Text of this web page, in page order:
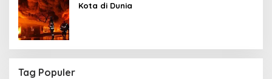
Kota di Dunia
Tag Populer